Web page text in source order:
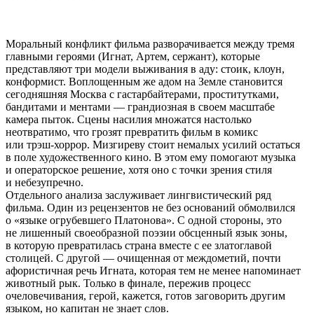
Моральный конфликт фильма разворачивается между тремя
главными героями (Игнат, Артем, сержант), которые
представляют три модели выживания в аду: стоик, клоун,
конформист. Воплощенным же адом на Земле становится
сегодняшняя Москва с гастарбайтерами, проститутками,
бандитами и ментами — грандиозная в своем масштабе
камера пыток. Сцены насилия множатся настолько
неотвратимо, что грозят превратить фильм в комикс
или трэш-хоррор. Мизгиреву стоит немалых усилий остаться
в поле художественного кино. В этом ему помогают музыка
и операторское решение, хотя оно с точки зрения стиля
и небезупречно.
Отдельного анализа заслуживает лингвистический ряд
фильма. Один из рецензентов не без оснований обмолвился
о «языке огрубевшего Платонова». С одной стороны, это
не лишенный своеобразной поэзии обсценный язык зоны,
в которую превратилась страна вместе с ее златоглавой
столицей. С другой — очищенная от междометий, почти
афористичная речь Игната, которая тем не менее напоминает
животный рык. Только в финале, пережив процесс
очеловечивания, герой, кажется, готов заговорить другим
языком, но капитан не знает слов.